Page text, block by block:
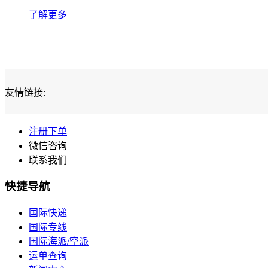
了解更多
友情链接:
注册下单
微信咨询
联系我们
快捷导航
国际快递
国际专线
国际海派/空派
运单查询